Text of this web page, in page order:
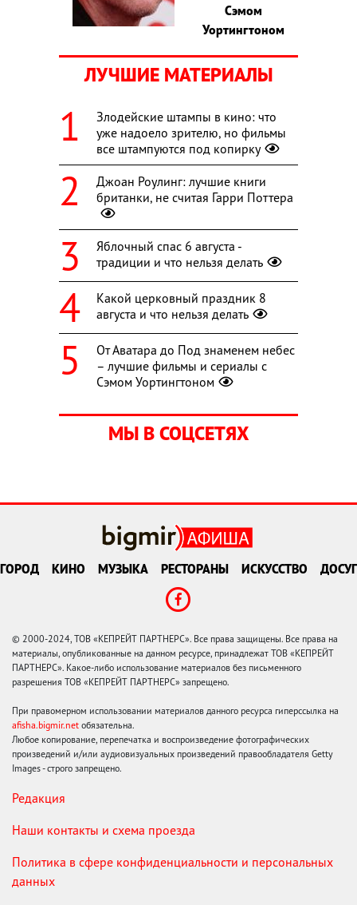
Сэмом
Уортингтоном
ЛУЧШИЕ МАТЕРИАЛЫ
Злодейские штампы в кино: что
уже надоело зрителю, но фильмы
все штампуются под копирку
Джоан Роулинг: лучшие книги
британки, не считая Гарри Поттера
Яблочный спас 6 августа -
традиции и что нельзя делать
Какой церковный праздник 8
августа и что нельзя делать
От Аватара до Под знаменем небес
– лучшие фильмы и сериалы с
Сэмом Уортингтоном
МЫ В СОЦСЕТЯХ
ГОРОД КИНО МУЗЫКА РЕСТОРАНЫ ИСКУССТВО ДОСУГ
© 2000-2024, ТОВ «КЕПРЕЙТ ПАРТНЕРС». Все права защищены. Все права на
материалы, опубликованные на данном ресурсе, принадлежат ТОВ «КЕПРЕЙТ
ПАРТНЕРС». Какое-либо использование материалов без письменного
разрешения ТОВ «КЕПРЕЙТ ПАРТНЕРС» запрещено.
При правомерном использовании материалов данного ресурса гиперссылка на
afisha.bigmir.net обязательна.
Любое копирование, перепечатка и воспроизведение фотографических
произведений и/или аудиовизуальных произведений правообладателя Getty
Images - строго запрещено.
Редакция
Наши контакты и схема проезда
Политика в сфере конфиденциальности и персональных
данных